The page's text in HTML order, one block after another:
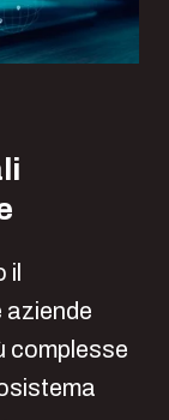
il
aziende
complesse